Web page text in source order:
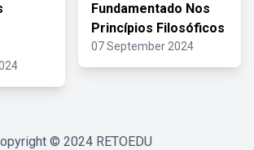
Fundamentado Nos
Princípios Filosóficos
07 September 2024
© 2024 RETOEDU